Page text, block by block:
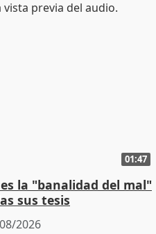
01:47
la "banalidad del mal"
sus tesis
2026